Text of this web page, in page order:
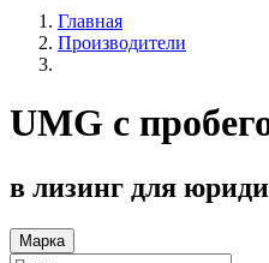
Главная
Производители
UMG с
в лизинг для
Марка